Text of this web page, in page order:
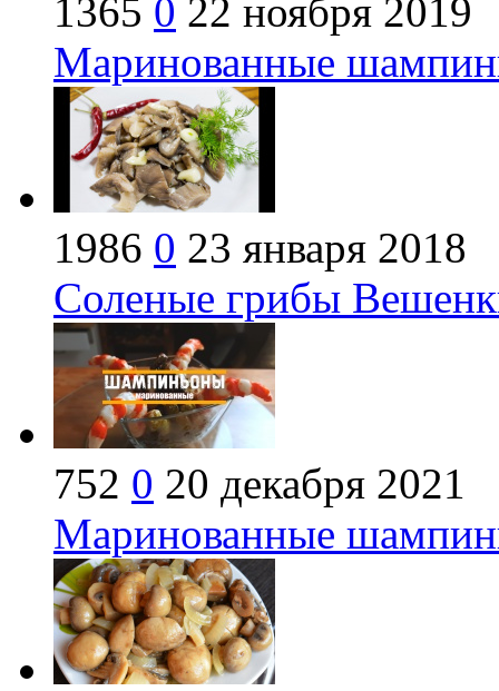
1365 0 22 ноября 2019
Маринованные
1986 0 23 января 2018
Соленые грибы
752 0 20 декабря 2021
Маринованные